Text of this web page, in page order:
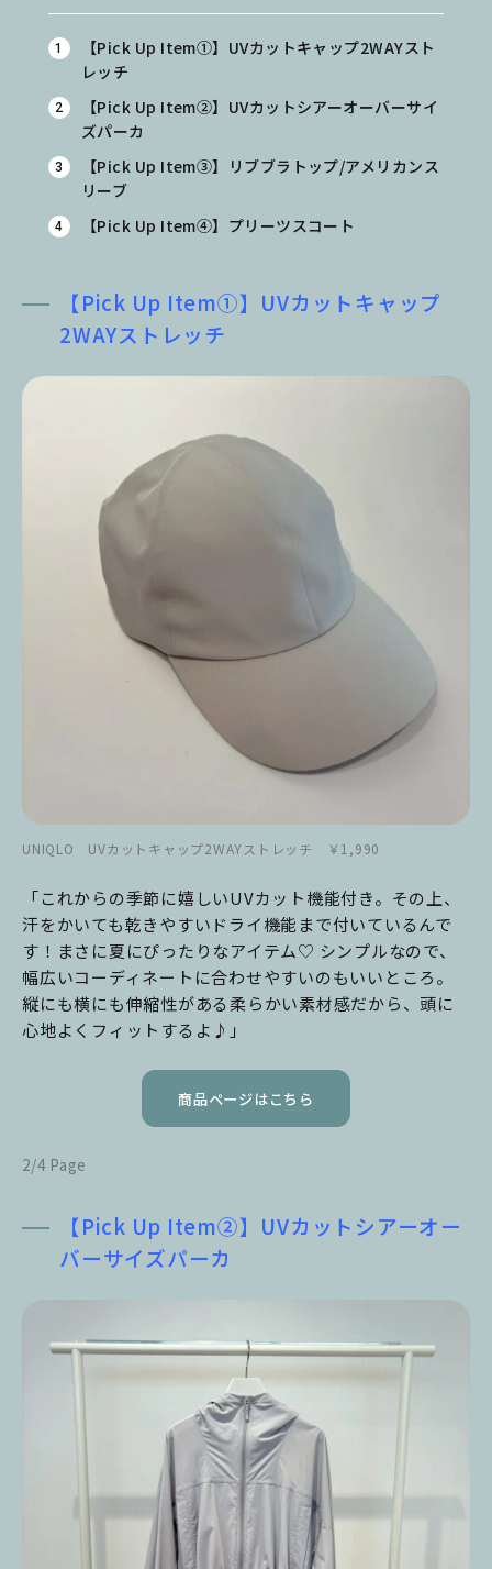
【Pick Up Item①】UVカットキャップ2WAYスト
レッチ
【Pick Up Item②】UVカットシアーオーバーサイ
ズパーカ
【Pick Up Item③】リブブラトップ/アメリカンス
リーブ
【Pick Up Item④】プリーツスコート
【Pick Up Item①】UVカットキャップ
2WAYストレッチ
UNIQLO UVカットキャップ2WAYストレッチ ￥1,990
「これからの季節に嬉しいUVカット機能付き。その上、
汗をかいても乾きやすいドライ機能まで付いているんで
す！まさに夏にぴったりなアイテム♡ シンプルなので、
幅広いコーディネートに合わせやすいのもいいところ。
縦にも横にも伸縮性がある柔らかい素材感だから、頭に
心地よくフィットするよ♪」
商品ページはこちら
2/4 Page
【Pick Up Item②】UVカットシアーオー
バーサイズパーカ